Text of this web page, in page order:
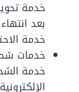
خدمة
بعد
خدمة
خدمات
خدمة